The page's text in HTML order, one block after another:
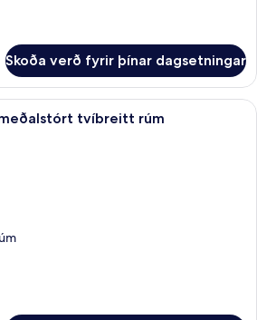
Skoða verð fyrir þínar dagsetningar
Superior-herbergi - 1 meðalstórt
tvíbreitt rúm